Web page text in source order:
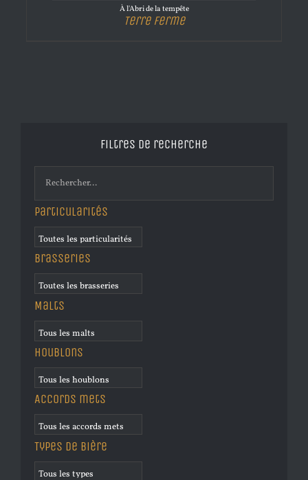
À l'Abri de la tempête
Terre Ferme
Filtres de recherche
Particularités
Brasseries
Malts
Houblons
Accords mets
Types de bière